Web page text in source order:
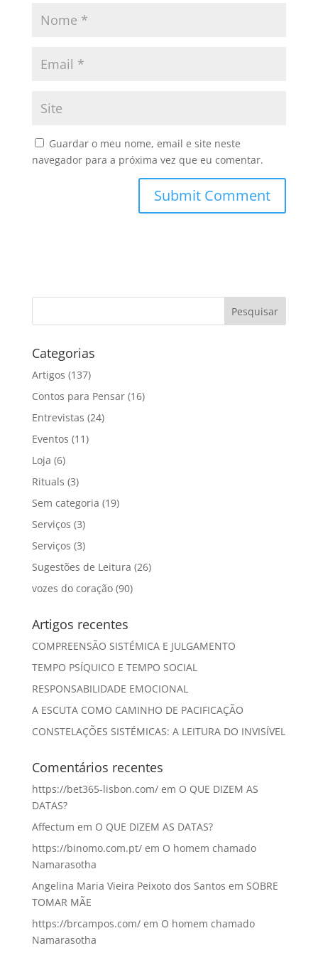
Guardar o meu nome, email e site neste
navegador para a próxima vez que eu comentar.
Categorias
Artigos (137)
Contos para Pensar(16)
Entrevistas (24)
Eventos (11)
Loja (6)
Rituals (3)
Sem categoria (19)
Serviços (3)
Serviços (3)
Sugestões de Leitura (26)
vozes do coração(90)
Artigos recentes
COMPREENSÃO SISTÉMICA E JULGAMENTO
TEMPO PSÍQUICO E TEMPO SOCIAL
RESPONSABILIDADE EMOCIONAL
A ESCUTA COMO CAMINHO DE PACIFICAÇÃO
CONSTELAÇÕES SISTÉMICAS: A LEITURA DO INVISÍVEL
Comentários recentes
https://bet365-lisbon.com/em O QUE DIZEM AS
DATAS?
Affectum em O QUE DIZEM AS DATAS?
https://binomo.com.pt/em O homem chamado
Namarasotha
Angelina Maria Vieira Peixoto dos Santos em SOBRE
TOMAR MÃE
https://brcampos.com/em O homem chamado
Namarasotha